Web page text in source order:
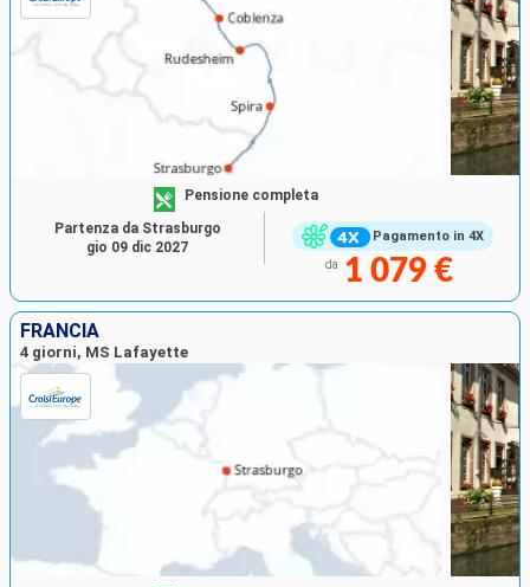
Pagamento in 4X
Pensione completa
da 1 079 €
Partenza da Strasburgo
gio 09 dic 2027
FRANCIA
4 giorni, MS Lafayette